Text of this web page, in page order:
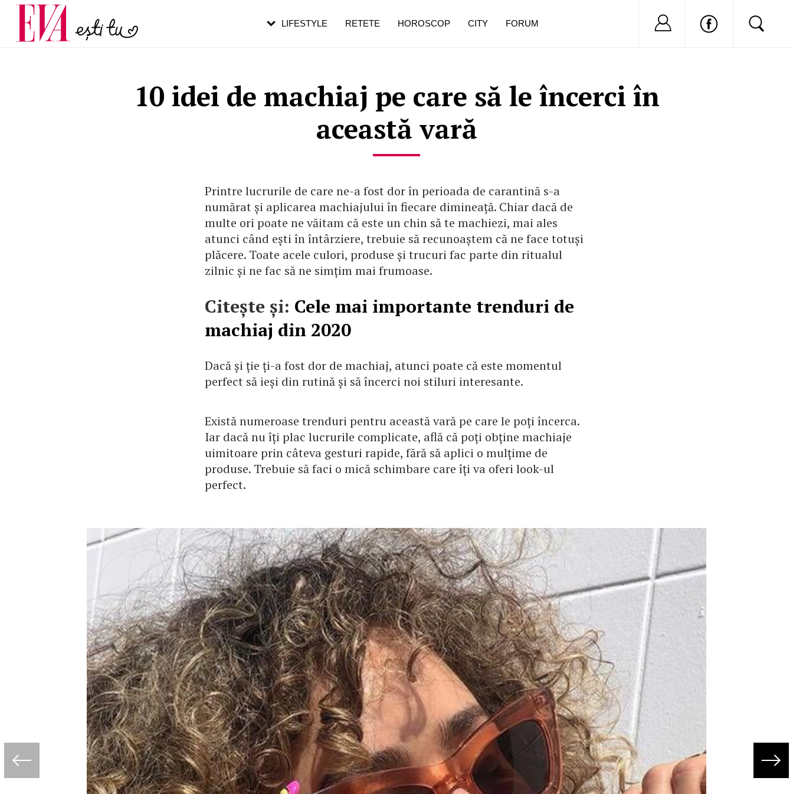
10 idei de machiaj pe care să le încerci în
această vară
Printre lucrurile de care ne-a fost dor în perioada de carantină s-a
numărat și aplicarea machiajului în fiecare dimineață. Chiar dacă de
multe ori poate ne văitam că este un chin să te machiezi, mai ales
atunci când ești în întârziere, trebuie să recunoaștem că ne face totuși
plăcere. Toate acele culori, produse și trucuri fac parte din ritualul
zilnic și ne fac să ne simțim mai frumoase.
Citește și: Cele mai importante trenduri de
machiaj din 2020
Dacă și ție ți-a fost dor de machiaj, atunci poate că este momentul
perfect să ieși din rutină și să încerci noi stiluri interesante.
Există numeroase trenduri pentru această vară pe care le poți încerca.
Iar dacă nu îți plac lucrurile complicate, află că poți obține machiaje
uimitoare prin câteva gesturi rapide, fără să aplici o mulțime de
produse. Trebuie să faci o mică schimbare care îți va oferi look-ul
perfect.
LIFESTYLE RETETE HOROSCOP CITY FORUM Nu ai cont?
Carieră
Actualitate
pe măsură ce înaintezi în vârstă
de dureroasă este investigația